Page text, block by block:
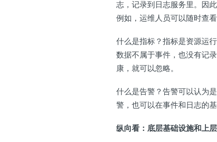
志，记录到日志服务里。因
例如，运维人员可以随时查
什么是指标？指标是资源运
数据不属于事件，也没有记
康，就可以忽略。
什么是告警？告警可以认为
警，也可以在事件和日志的
纵向看：底层基础设施和上